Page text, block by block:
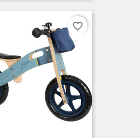
favorite_border